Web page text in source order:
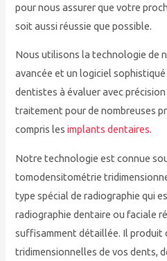
pour nous assurer que votre
soit aussi réussie que possible.
Nous utilisons la technologie de
avancée et un logiciel
dentistes à évaluer avec
traitement pour de nombreuses
compris lesimplants dentaires.
Notre technologie est connue
tomodensitométrie
type spécial de radiographie qui
radiographie dentaire ou faciale
suffisamment détaillée. Il produit
tridimensionnelles de vos dents,